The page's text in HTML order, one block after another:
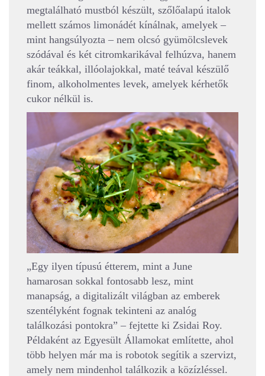
megtalálható mustból készült, szőlőalapú italok
mellett számos limonádét kínálnak, amelyek –
mint hangsúlyozta – nem olcsó gyümölcslevek
szódával és két citromkarikával felhúzva, hanem
akár teákkal, illóolajokkal, maté teával készülő
finom, alkoholmentes levek, amelyek kérhetők
cukor nélkül is.
„Egy ilyen típusú étterem, mint a June
hamarosan sokkal fontosabb lesz, mint
manapság, a digitalizált világban az emberek
szentélyként fognak tekinteni az analóg
találkozási pontokra” – fejtette ki Zsidai Roy.
Példaként az Egyesült Államokat említette, ahol
több helyen már ma is robotok segítik a szervizt,
amely nem mindenhol találkozik a közízléssel.